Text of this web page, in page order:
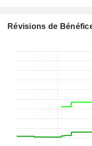
Révisions de